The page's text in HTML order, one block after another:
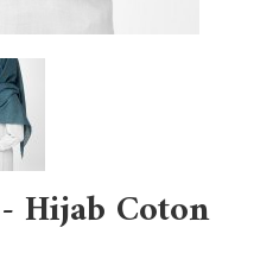
Hijab Coton